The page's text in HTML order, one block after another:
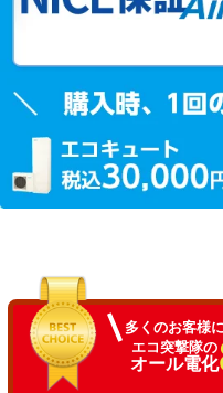
多くのお客様
エコ突撃隊の
オール電化